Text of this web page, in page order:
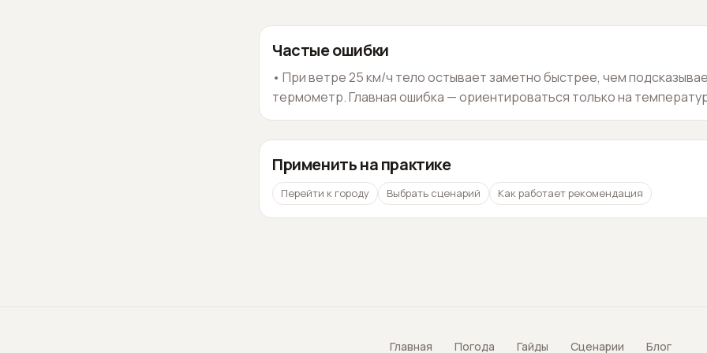
Частые ошибки
• При ветре 25 км/ч тело остывает заметно быстрее, чем
термометр. Главная ошибка — ориентироваться только на
Применить на практике
Перейти к городу Выбрать сценарий Как работает рекомендация
Главная Погода Гайды Сценарии Блог